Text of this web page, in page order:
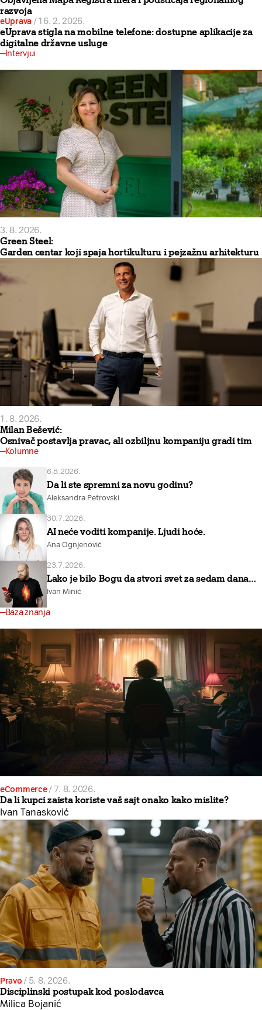
razvoja
eUprava /16. 2. 2026.
eUprava stigla na mobilne telefone: dostupne aplikacije za
digitalne državne usluge
Intervjui
3. 8. 2026.
Green Steel:
Garden centar koji spaja hortikulturu i pejzažnu arhitekturu
1. 8. 2026.
Milan Bešević:
Osnivač postavlja pravac, ali ozbiljnu kompaniju gradi tim
Kolumne
6.8.2026.
Da li ste spremni za novu godinu?
Aleksandra Petrovski
30.7.2026.
AI neće voditi kompanije. Ljudi hoće.
Ana Ognjenović
23.7.2026.
Lako je bilo Bogu da stvori svet za sedam dana…
Ivan Minić
Baza znanja
eCommerce/ 7. 8. 2026.
Da li kupci zaista koriste vaš sajt onako kako mislite?
Ivan Tanasković
Pravo / 5. 8. 2026.
Disciplinski postupak kod poslodavca
Milica Bojanić